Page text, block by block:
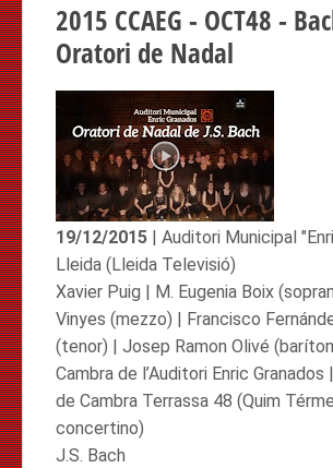
2015 CCAEG - OCT48 -
Oratori de Nadal
19/12/2015 | Auditori Municipal
Lleida (Lleida Televisió)
Xavier Puig | M. Eugenia Boix
Vinyes (mezzo) | Francisco
(tenor) | Josep Ramon Olivé
Cambra de l’Auditori Enric
de Cambra Terrassa 48 (Quim
concertino)
J.S. Bach